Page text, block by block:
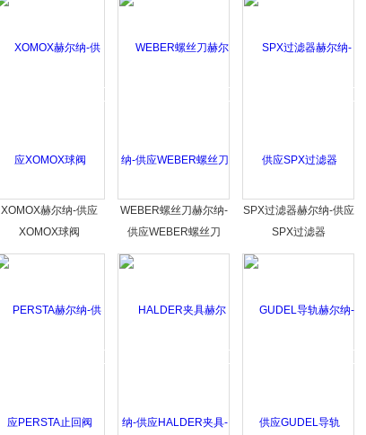
XOMOX赫尔纳-供应
XOMOX球阀
WEBER螺丝刀赫尔纳-
供应WEBER螺丝刀
SPX过滤器赫尔纳-供应
SPX过滤器